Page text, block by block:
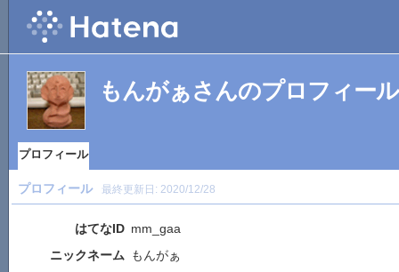
もんがぁさんのプロフィール
プロフィール
プロフィール 最終更新日: 2020/12/28
はてなID mm_gaa
ニックネーム もんがぁ